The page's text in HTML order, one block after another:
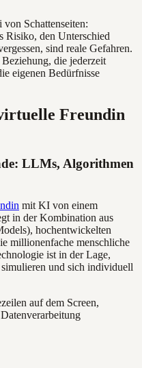
Schattenseiten:
Risiko, den Unterschied
sind reale Gefahren.
die jederzeit
eigenen Bedürfnisse
Freundin
LLMs, Algorithmen
mit KI von einem
in der Kombination aus
hochentwickelten
millionenfache menschliche
ist in der Lage,
und sich individuell